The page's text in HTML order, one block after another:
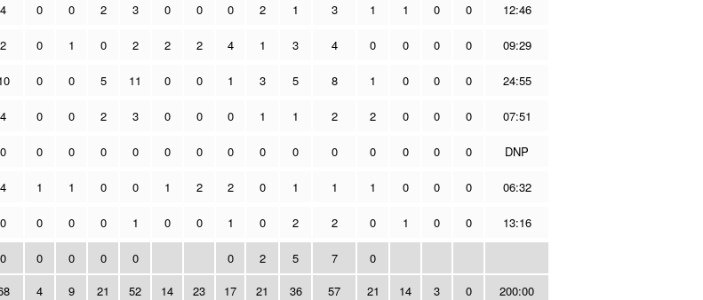
4 0 0 2 3 0 0 0 2 1 3 1 1 0 0 12:46
2 0 1 0 2 2 2 4 1 3 4 0 0 0 0 09:29
0 0 5 11 0 0 1 3 5 8 1 0 0 0 24:55
4 0 0 2 3 0 0 0 1 1 2 2 0 0 0 07:51
0 0 0 0 0 0 0 0 0 0 0 0 0 0 0 DNP
4 1 1 0 0 1 2 2 0 1 1 1 0 0 0 06:32
0 0 0 0 1 0 0 1 0 2 2 0 1 0 0 13:16
0 0 0 0 0 0 2 5 7 0
4 9 21 52 14 23 17 21 36 57 21 14 3 0 200:00